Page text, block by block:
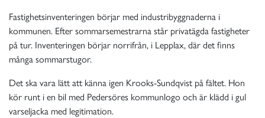
Fastighetsinventeringen börjar med industribyggnaderna i
kommunen. Efter sommarsemestrarna står privatägda fastigheter
på tur. Inventeringen börjar norrifrån, i Lepplax, där det finns
många sommarstugor.
Det ska vara lätt att känna igen Krooks-Sundqvist på fältet. Hon
kör runt i en bil med Pedersöres kommunlogo och är klädd i gul
varseljacka med legitimation.